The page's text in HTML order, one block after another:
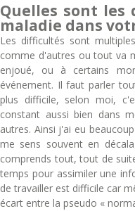
Quelles sont les
maladie dans
Les difficultés sont
comme d'autres ou tout va
enjoué, ou à certains
événement. Il faut parler
plus difficile, selon moi,
constant aussi bien dans
autres. Ainsi j'ai eu
me sens souvent en
comprends tout, tout de
temps pour assimiler une
de travailler est difficile car
écart entre la pseudo «